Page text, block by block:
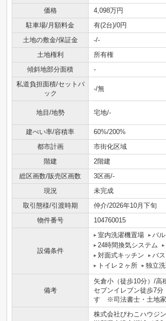
価格
4,098万円
駐車場/月額料金
有(2台)/0円
土地の敷金/保証金
-/-
土地権利
所有権
傾斜地部分面積
-
私道負担面積/セットバ
ック
-/無
地目/地勢 宅地/-
建ぺい率/容積率
60%/200%
都市計画
市街化区域
階建
2階建
総区画数/販売区画数
3区画/-
現況
未完成
取引態様/引渡時期
仲介/2026年10月下旬
物件番号
104760015
設備条件
室内洗濯機置場 バ
24時間換気システム
対面式キッチン
バ
トイレ２ヶ所
独立
備考
矢倉小（徒歩10分）/
セブンイレブン徒歩7
す ※司法書士・土地家
株式会社びわこハウジ